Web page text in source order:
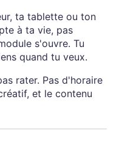
ta tablette ou ton
à ta vie, pas
s'ouvre. Tu
quand tu veux.
rater. Pas d'horaire
et le contenu